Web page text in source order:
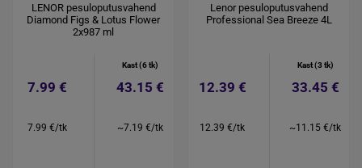
LENOR pesuloputusvahend
Diamond Figs & Lotus Flower
2x987 ml
7.99 €
7.99 €/tk
Kast (6 tk)
43.15 €
~7.19 €/tk
Lenor pesuloputusvahend
Professional Sea Breeze 4L
12.39 €
12.39 €/tk
Kast (3 tk)
33.45 €
~11.15 €/tk